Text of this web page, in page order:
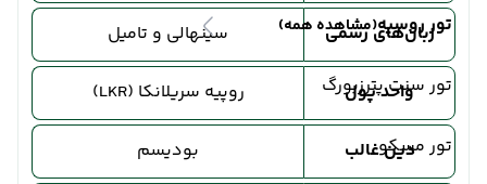
تور روسیه(مشاهده همه)
تور سنت پترزبورگ
تور مسکو
زبان‌های رسمی سینهالی و تامیل
واحد پول روپیه سریلانکا (LKR)
دین غالب بودیسم